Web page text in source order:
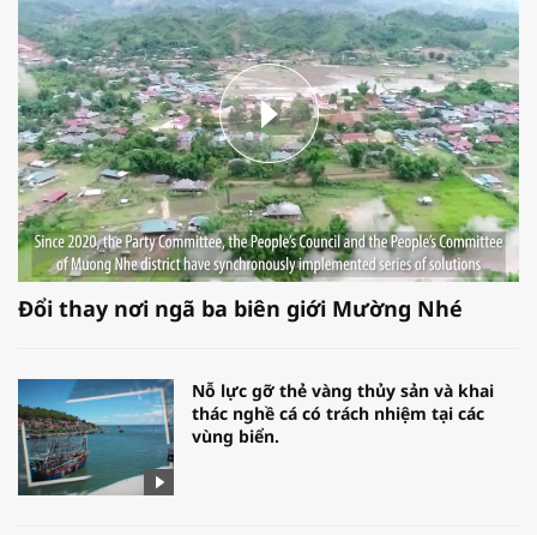
Đổi thay nơi ngã ba biên giới Mường Nhé
Nỗ lực gỡ thẻ vàng thủy sản và khai
thác nghề cá có trách nhiệm tại các
vùng biển.